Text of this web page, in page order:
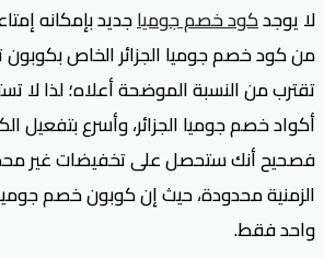
لا يوجدكود خصم جومياجديد بإمكانه
من كود خصم جوميا الجزائر الخاص
تقترب من النسبة الموضحة أعلاه؛ لذا لا
أكواد خصم جوميا الجزائر، وأسرع بتفعيل
فصحيح أنك ستحصل على تخفيضات غير
الزمنية محدودة، حيث إن كوبون خصم
واحد فقط.